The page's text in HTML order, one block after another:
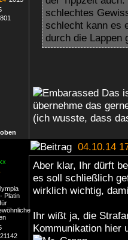
801
schlechtes
schlecht kann es
durch die
Das
übernehme das
(ich wusste, dass
04.10.14
21142
Aber klar, Ihr dürft
es soll schließlich
wirklich wichtig,
Ihr wißt ja, die
Kommunikation hier